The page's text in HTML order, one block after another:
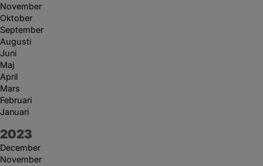
November
Oktober
September
Augusti
Juni
Maj
April
Mars
Februari
Januari
År:
2023
December
November